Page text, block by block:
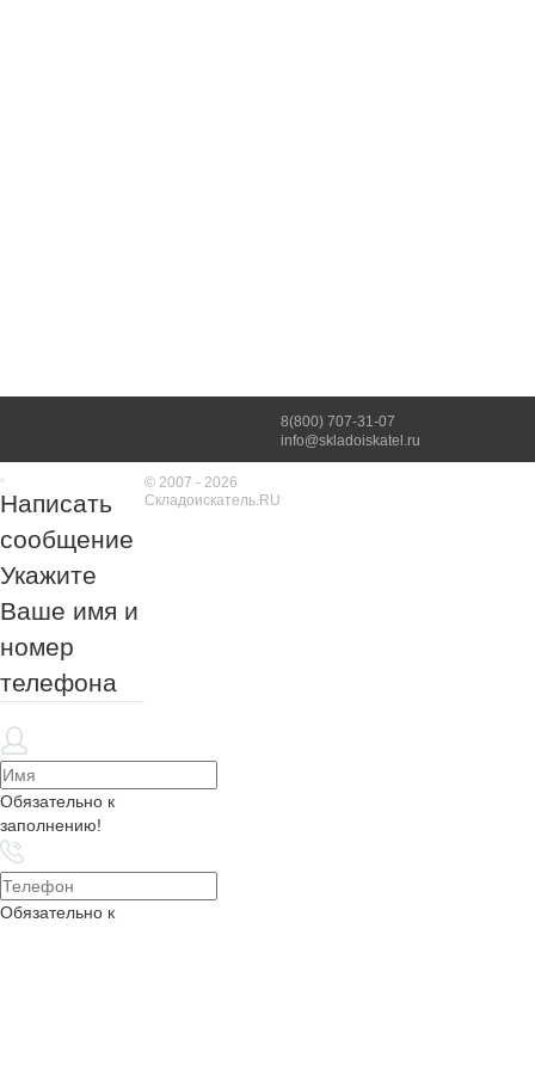
8(800) 707-31-07
info@skladoiskatel.ru
© 2007 - 2026
Складоискатель.RU
Написать
сообщение
Укажите
Ваше имя и
номер
телефона
Обязательно к
заполнению!
Обязательно к